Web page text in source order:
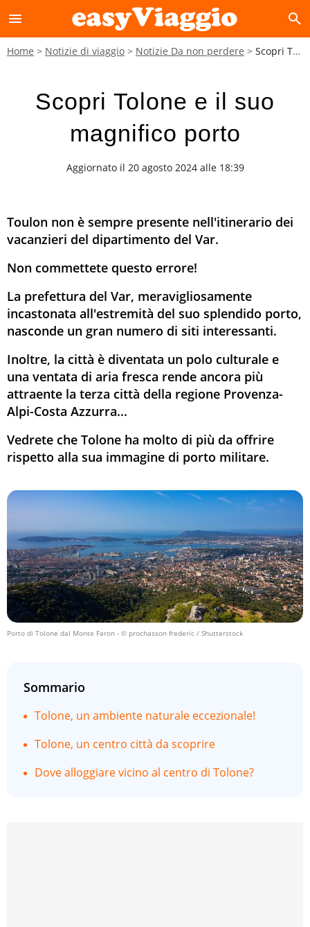
menu search
Home Notizie di viaggio Notizie Da non perdere Scopri Tolone e il suo magnifico porto
Scopri Tolone e il suo
magnifico porto
Aggiornato il 20 agosto 2024 alle 18:39
Toulon non è sempre presente nell'itinerario dei
vacanzieri del dipartimento del Var.
Non commettete questo errore!
La prefettura del Var, meravigliosamente
incastonata all'estremità del suo splendido porto,
nasconde un gran numero di siti interessanti.
Inoltre, la città è diventata un polo culturale e
una ventata di aria fresca rende ancora più
attraente la terza città della regione Provenza-
Alpi-Costa Azzurra...
Vedrete che Tolone ha molto di più da offrire
rispetto alla sua immagine di porto militare.
Porto di Tolone dal Monte Faron - © prochasson frederic / Shutterstock
Sommario
Tolone, un ambiente naturale eccezionale!
Tolone, un centro città da scoprire
Dove alloggiare vicino al centro di Tolone?